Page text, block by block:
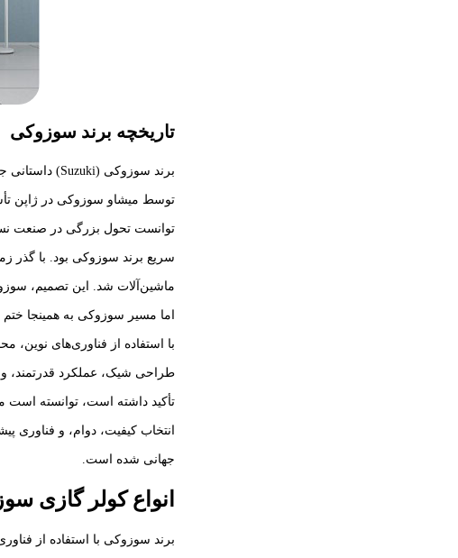
تاریخچه برند سوزوکی
توسط میشاو سوزوکی در ژاپن
توانست تحول بزرگی در صنعت
سریع برند سوزوکی بود. با گذر
ماشین‌آلات شد. این تصمیم،
اما مسیر سوزوکی به همینجا
با استفاده از فناوری‌های نوین،
طراحی شیک، عملکرد قدرتمند، و
تأکید داشته است، توانسته است
انتخاب کیفیت، دوام، و فناوری
جهانی شده است.
انواع کولر گازی
برند سوزوکی با استفاده از